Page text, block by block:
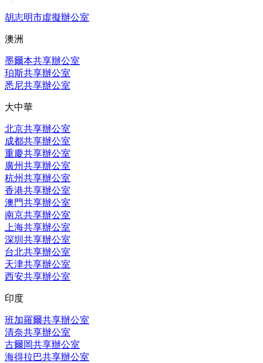
胡志明市虛擬辦公室
澳洲
墨爾本共享辦公室
珀斯共享辦公室
悉尼共享辦公室
大中華
北京共享辦公室
成都共享辦公室
重慶共享辦公室
廣州共享辦公室
杭州共享辦公室
香港共享辦公室
澳門共享辦公室
南京共享辦公室
上海共享辦公室
深圳共享辦公室
台北共享辦公室
天津共享辦公室
西安共享辦公室
印度
班加羅爾共享辦公室
清奈共享辦公室
古爾岡共享辦公室
海得拉巴共享辦公室